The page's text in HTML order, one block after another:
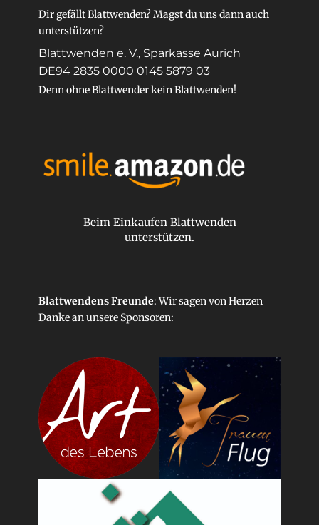
Dir gefällt Blattwenden? Magst du uns dann auch
unterstützen?
Blattwenden e. V., Sparkasse Aurich
DE94 2835 0000 0145 5879 03
Denn ohne Blattwender kein Blattwenden!
Beim Einkaufen Blattwenden
unterstützen.
Blattwendens Freunde: Wir sagen von Herzen
Danke an unsere Sponsoren: